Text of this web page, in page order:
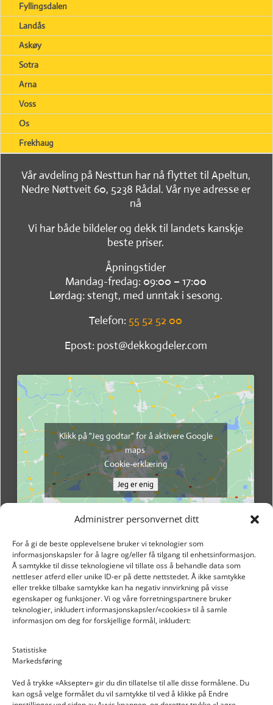
Administrer personvernet ditt
For å gi de beste opplevelsene bruker vi teknologier som
informasjonskapsler for å lagre og/eller få tilgang til enhetsinformasjon.
Å samtykke til disse teknologiene vil tillate oss å behandle data som
nettleser atferd eller unike ID-er på dette nettstedet. Å ikke samtykke
eller trekke tilbake samtykke kan ha negativ innvirkning på visse
egenskaper og funksjoner. Vi og våre forretningspartnere bruker
teknologier, inkludert informasjonskapsler/«cookies» til å samle
informasjon om deg for forskjellige formål, inkludert:
Statistiske
Markedsføring
Ved å trykke «Aksepter» gir du din tillatelse til alle disse formålene. Du
kan også velge formålet du vil samtykke til ved å klikke på Endre
Fyllingsdalen
Landås
Askøy
Sotra
Arna
Voss
Os
Frekhaug
Vår avdeling på Nesttun har nå flyttet til Apeltun,
Nedre Nøttveit 60, 5238 Rådal. Vår nye adresse er
nå
Vi har både bildeler og dekk til landets kanskje
beste priser.
Åpningstider
Mandag-fredag: 09:00 – 17:00
Lørdag: stengt, med unntak i sesong.
Telefon: 55 52 52 00
Epost: post@dekkogdeler.com
Klikk på "Jeg godtar" for å aktivere Google
maps
Cookie-erklæring
Jeg er enig